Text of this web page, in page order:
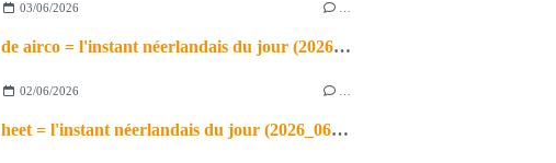
03/06/2026
de airco = l'instant néerlandais du jour (2026_06_03)
02/06/2026
heet = l'instant néerlandais du jour (2026_06_02)